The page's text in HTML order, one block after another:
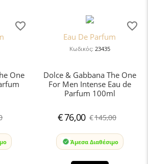
One
Eau De Parfum
Κωδικός: 23435
Dolce & Gabbana The One
For Men Intense Eau de
Parfum 100ml
€145,00
€76,00
Άμεσα Διαθέσιμο